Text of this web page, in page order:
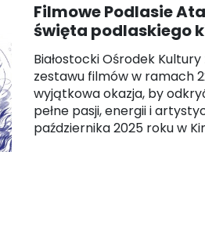
Filmowe Podlasie
święta podlaskiego
Białostocki Ośrodek
zestawu filmów w ramach
wyjątkowa okazja, by
pełne pasji, energii i
października 2025 roku w